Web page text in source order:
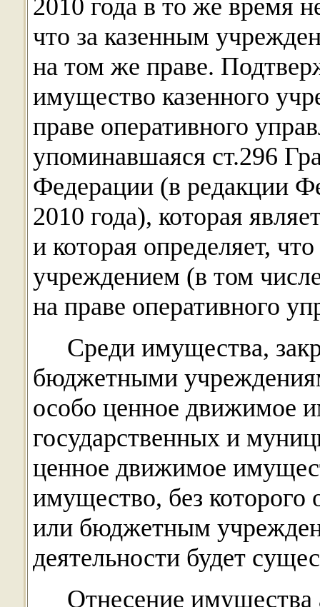
2010 года в то же время
что за казенным
на том же праве.
имущество казенного
праве оперативного
упоминавшаяся ст.296
Федерации (в редакции
2010 года), которая
и которая определяет,
учреждением (в том
на праве оперативного
Среди имущества,
бюджетными
особо ценное движимое
государственных и
ценное движимое
имущество, без
или бюджетным
деятельности будет
Отнесение